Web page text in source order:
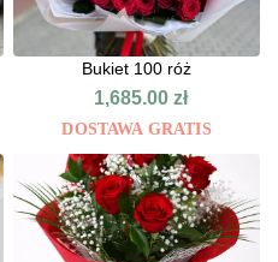
Bukiet 100 róż
1,685.00 zł
DOSTAWA GRATIS